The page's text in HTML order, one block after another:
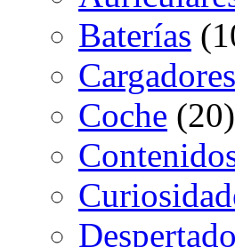
Baterías
Cargadores
Coche (20)